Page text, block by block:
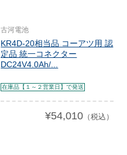
古河電池
KR4D-20相当品 コーアツ用 認
定品 統一コネクター
DC24V4.0Ah/...
在庫品【１～２営業日】で発送
¥54,010（税込）